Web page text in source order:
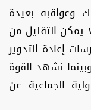
وعواقبه بعيدة
يمكن التقليل من
إعادة التدوير
وبينما نشهد القوة
الجماعية عن